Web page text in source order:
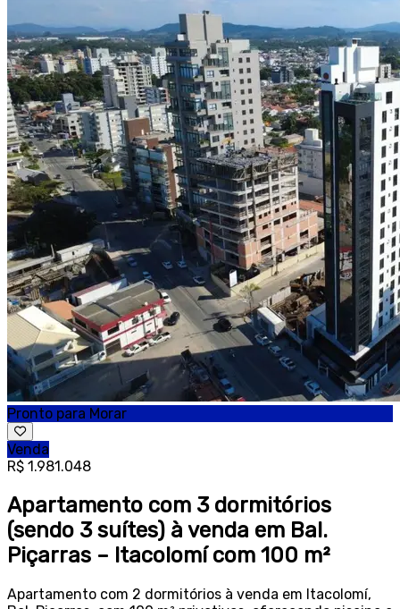
Pronto para Morar
Venda
R$ 1.981.048
Apartamento com 3 dormitórios
(sendo 3 suítes) à venda em Bal.
Piçarras – Itacolomí com 100 m²
Apartamento com 2 dormitórios à venda em Itacolomí,